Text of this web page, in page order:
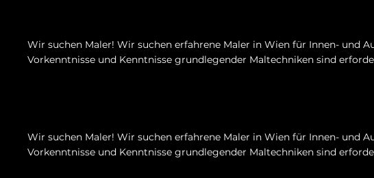
Wir suchen Maler! Wir suchen erfahrene Maler in Wien für Innen- und
Vorkenntnisse und Kenntnisse grundlegender Maltechniken sind
Wir suchen Maler! Wir suchen erfahrene Maler in Wien für Innen- und
Vorkenntnisse und Kenntnisse grundlegender Maltechniken sind